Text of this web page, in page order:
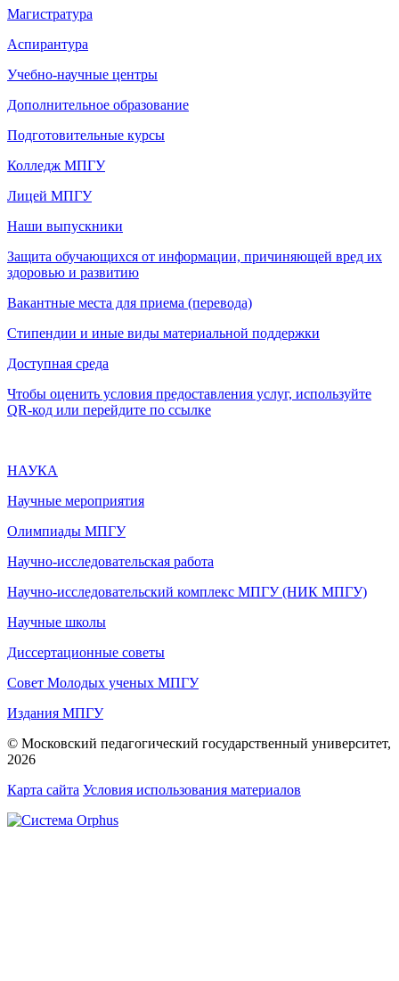
Магистратура
Аспирантура
Учебно-научные центры
Дополнительное образование
Подготовительные курсы
Колледж МПГУ
Лицей МПГУ
Наши выпускники
Защита обучающихся от информации, причиняющей вред их
здоровью и развитию
Вакантные места для приема (перевода)
Стипендии и иные виды материальной поддержки
Доступная среда
Чтобы оценить условия предоставления услуг, используйте
QR-код или перейдите по ссылке
НАУКА
Научные мероприятия
Олимпиады МПГУ
Научно-исследовательская работа
Научно-исследовательский комплекс МПГУ (НИК МПГУ)
Научные школы
Диссертационные советы
Совет Молодых ученых МПГУ
Издания МПГУ
© Московский педагогический государственный университет,
2026
Карта сайта Условия использования материалов